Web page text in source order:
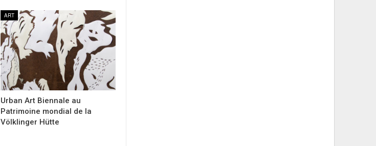
ART
Urban Art Biennale au
Patrimoine mondial de la
Völklinger Hütte